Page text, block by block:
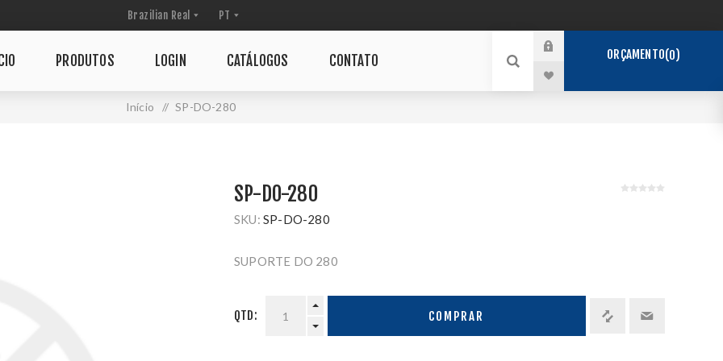
PRODUTOS LOGIN CATÁLOGOS CONTATO ORÇAMENTO 0
Início / SP-DO-280
SP-DO-280
SKU: SP-DO-280
SUPORTE DO 280
QTD: COMPRAR